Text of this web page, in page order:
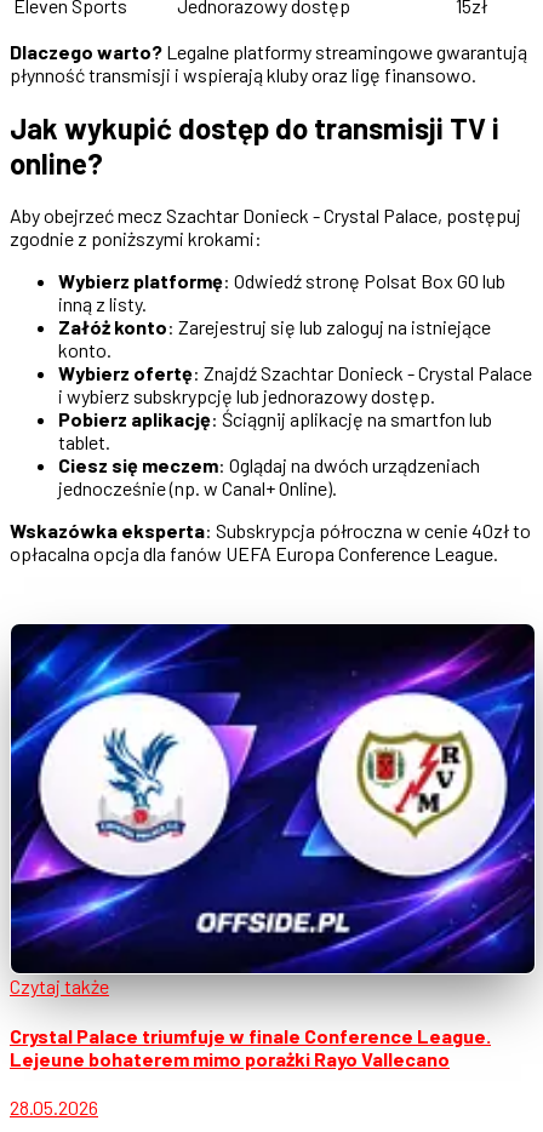
Eleven Sports Jednorazowy dostęp
15zł
Dlaczego warto? Legalne platformy streamingowe gwarantują
płynność transmisji i wspierają kluby oraz ligę finansowo.
Jak wykupić dostęp do transmisji TV i
online?
Aby obejrzeć mecz Szachtar Donieck - Crystal Palace, postępuj
zgodnie z poniższymi krokami:
Wybierz platformę: Odwiedź stronę Polsat Box GO lub
inną z listy.
Załóż konto: Zarejestruj się lub zaloguj na istniejące
konto.
Wybierz ofertę: Znajdź Szachtar Donieck - Crystal Palace
i wybierz subskrypcję lub jednorazowy dostęp.
Pobierz aplikację: Ściągnij aplikację na smartfon lub
tablet.
Ciesz się meczem: Oglądaj na dwóch urządzeniach
jednocześnie (np. w Canal+ Online).
Wskazówka eksperta: Subskrypcja półroczna w cenie 40zł to
opłacalna opcja dla fanów UEFA Europa Conference League.
Czytaj także
Crystal Palace triumfuje w finale Conference League.
Lejeune bohaterem mimo porażki Rayo Vallecano
28.05.2026